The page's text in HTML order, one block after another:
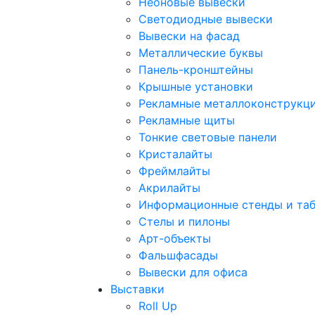
Светодиодные вывески
Вывески на фасад
Металлические буквы
Панель-кронштейны
Крышные установки
Рекламные
Рекламные щиты
Тонкие световые панели
Кристалайты
Фреймлайты
Акрилайты
Информационные стенды и
Стелы и пилоны
Арт-объекты
Фальшфасады
Вывески для офиса
Выставки
Roll Up